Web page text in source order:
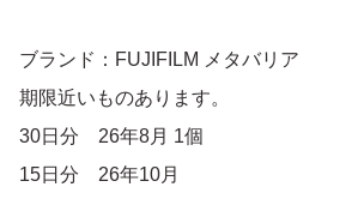
ブランド：FUJIFILM メタバリア
期限近いものあります。
30日分 26年8月 1個
15日分 26年10月